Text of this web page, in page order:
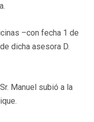
–con fecha 1 de
dicha asesora D.
Manuel subió a la